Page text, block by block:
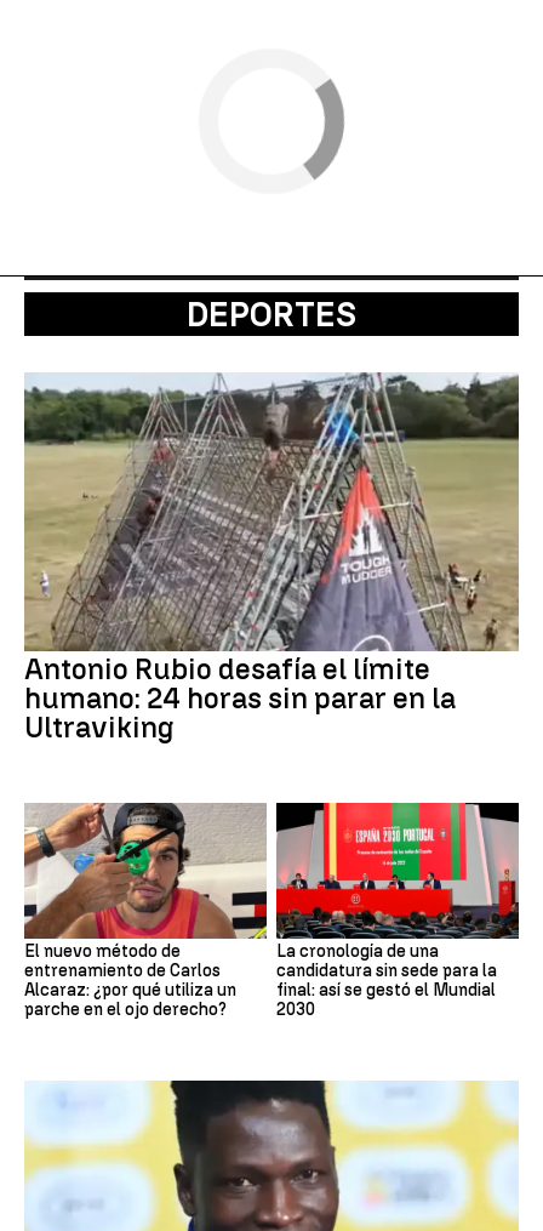
DEPORTES
Antonio Rubio desafía el límite
humano: 24 horas sin parar en la
Ultraviking
El nuevo método de
entrenamiento de Carlos
Alcaraz: ¿por qué utiliza un
parche en el ojo derecho?
La cronología de una
candidatura sin sede para la
final: así se gestó el Mundial
2030